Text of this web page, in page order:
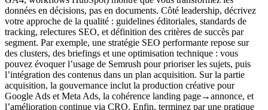
données en décisions, pas en documents. Côté leadership, décrivez
votre approche de la qualité : guidelines éditoriales, standards de
tracking, relectures SEO, et définition des critères de succès par
segment. Par exemple, une stratégie SEO performante repose sur
des clusters, des briefings et une optimisation technique : vous
pouvez évoquer l’usage de Semrush pour prioriser les sujets, puis
l’intégration des contenus dans un plan acquisition. Sur la partie
acquisition, la gouvernance inclut la production créative pour
Google Ads et Meta Ads, la cohérence landing page→annonce, et
l’amélioration continue via CRO. Enfin, terminez par une pratique